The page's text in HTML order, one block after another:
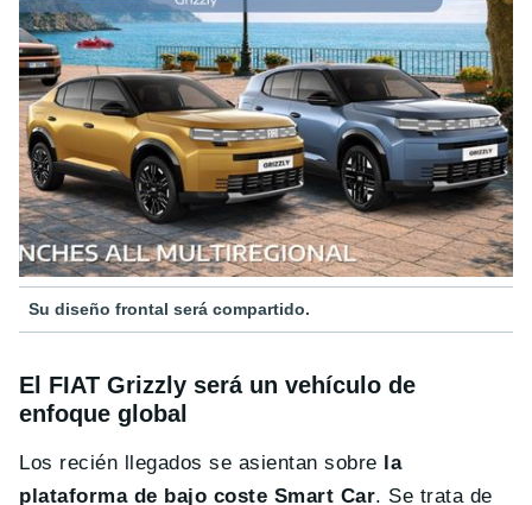
Su diseño frontal será compartido.
El FIAT Grizzly será un vehículo de
enfoque global
Los recién llegados se asientan sobre la
plataforma de bajo coste Smart Car. Se trata de